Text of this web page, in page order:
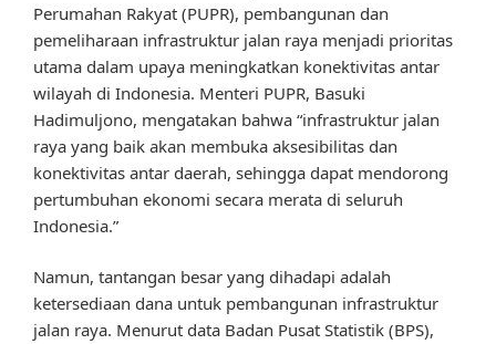
Perumahan Rakyat (PUPR), pembangunan dan
pemeliharaan infrastruktur jalan raya menjadi prioritas
utama dalam upaya meningkatkan konektivitas antar
wilayah di Indonesia. Menteri PUPR, Basuki
Hadimuljono, mengatakan bahwa “infrastruktur jalan
raya yang baik akan membuka aksesibilitas dan
konektivitas antar daerah, sehingga dapat mendorong
pertumbuhan ekonomi secara merata di seluruh
Indonesia.”
Namun, tantangan besar yang dihadapi adalah
ketersediaan dana untuk pembangunan infrastruktur
jalan raya. Menurut data Badan Pusat Statistik (BPS),